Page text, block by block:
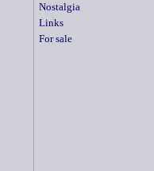
Nostalgia
Links
For sale